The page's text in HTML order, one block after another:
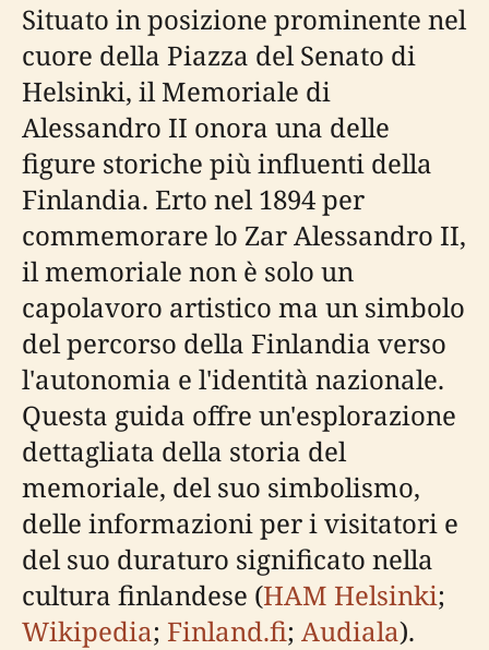
Situato in posizione prominente nel
cuore della Piazza del Senato di
Helsinki, il Memoriale di
Alessandro II onora una delle
figure storiche più influenti della
Finlandia. Erto nel 1894 per
commemorare lo Zar Alessandro II,
il memoriale non è solo un
capolavoro artistico ma un simbolo
del percorso della Finlandia verso
l'autonomia e l'identità nazionale.
Questa guida offre un'esplorazione
dettagliata della storia del
memoriale, del suo simbolismo,
delle informazioni per i visitatori e
del suo duraturo significato nella
cultura finlandese (HAM Helsinki;
Wikipedia; Finland.fi; Audiala).